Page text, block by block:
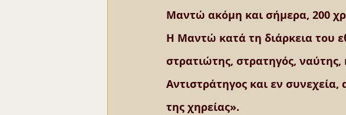
Μαντώ ακόμη και σήμερα, 200
Η Μαντώ κατά τη διάρκεια του
στρατιώτης, στρατηγός,
Αντιστράτηγος και εν
της χηρείας».